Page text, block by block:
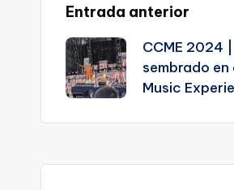
Navegación
de
entradas
Entrada anterior
CCME 2024
sembrado
Music